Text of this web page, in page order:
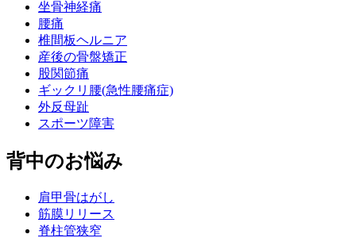
坐骨神経痛
腰痛
椎間板ヘルニア
産後の骨盤矯正
股関節痛
ギックリ腰(急性腰痛症)
外反母趾
スポーツ障害
背中のお悩み
肩甲骨はがし
筋膜リリース
脊柱管狭窄